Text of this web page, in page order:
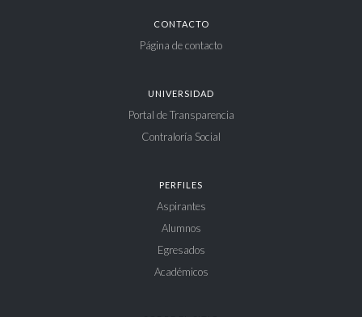
CONTACTO
Página de contacto
UNIVERSIDAD
Portal de Transparencia
Contraloría Social
PERFILES
Aspirantes
Alumnos
Egresados
Académicos